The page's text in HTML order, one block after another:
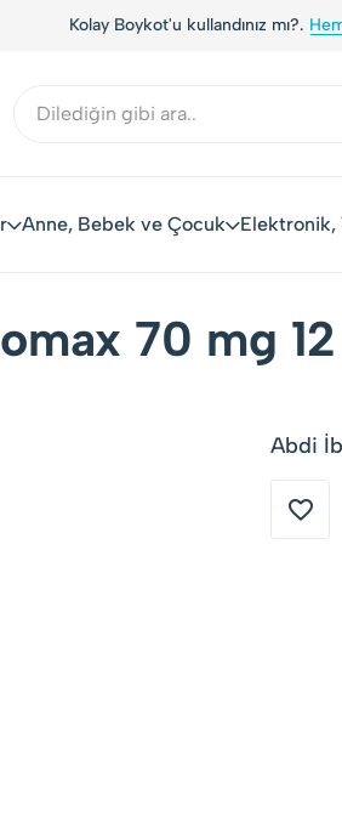
Kolay Boykot'u kullandınız mı?.
Anne, Bebek ve Çocuk Elektronik,
70 mg
Abdi